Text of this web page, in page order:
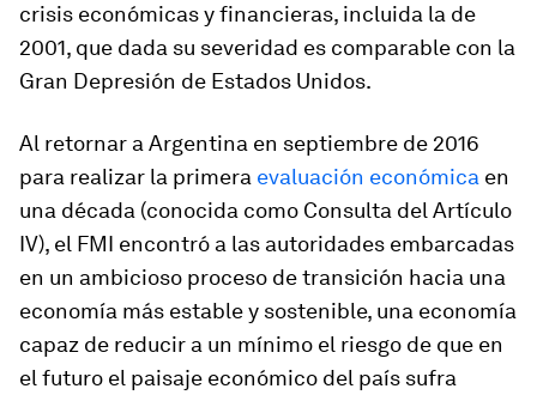
crisis económicas y financieras, incluida la de
2001, que dada su severidad es comparable con la
Gran Depresión de Estados Unidos.
Al retornar a Argentina en septiembre de 2016
para realizar la primera evaluación económica en
una década (conocida como Consulta del Artículo
IV), el FMI encontró a las autoridades embarcadas
en un ambicioso proceso de transición hacia una
economía más estable y sostenible, una economía
capaz de reducir a un mínimo el riesgo de que en
el futuro el paisaje económico del país sufra